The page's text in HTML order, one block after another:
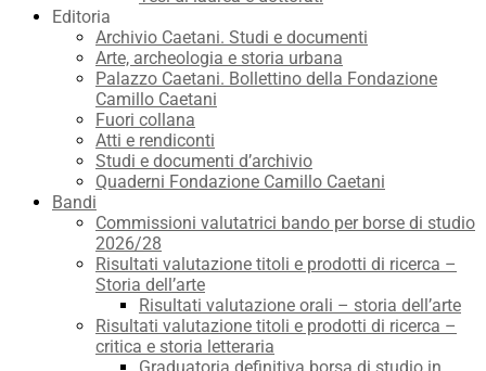
Editoria
Archivio Caetani. Studi e documenti
Arte, archeologia e storia urbana
Palazzo Caetani. Bollettino della Fondazione
Camillo Caetani
Fuori collana
Atti e rendiconti
Studi e documenti d’archivio
Quaderni Fondazione Camillo Caetani
Bandi
Commissioni valutatrici bando per borse di studio
2026/28
Risultati valutazione titoli e prodotti di ricerca –
Storia dell’arte
Risultati valutazione orali – storia dell’arte
Risultati valutazione titoli e prodotti di ricerca –
critica e storia letteraria